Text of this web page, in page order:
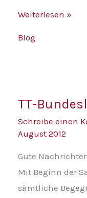
Weiterlesen »
Blog
TT-
Schreibe einen
August 2012
Gute
Mit Beginn der
sämtliche
Bundesliga
live
im
Internet